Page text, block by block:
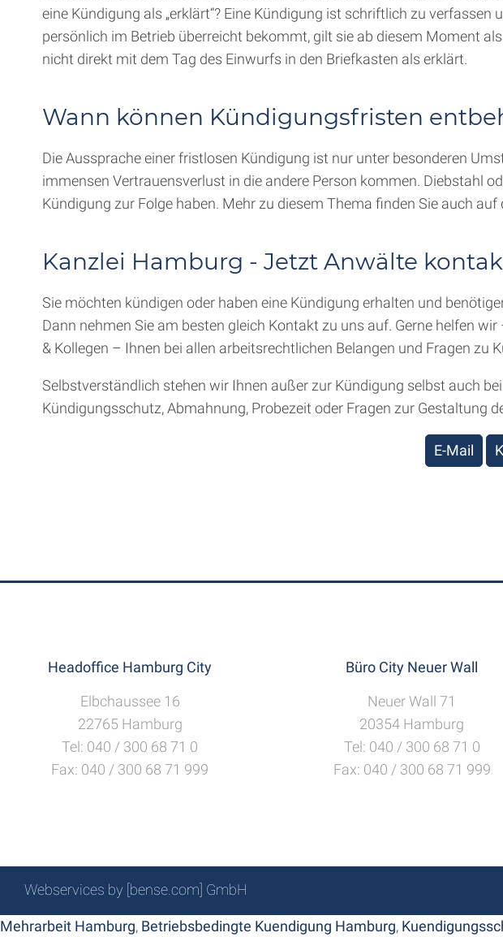
eine Kündigung als „erklärt“? Eine Kündigung ist schriftlich zu
persönlich im Betrieb überreicht bekommt, gilt sie ab diesem Moment
nicht direkt mit dem Tag des Einwurfs in den Briefkasten als erklärt.
Wann können Kündigungsfristen
Die Aussprache einer fristlosen Kündigung ist nur unter besonderen
immensen Vertrauensverlust in die andere Person kommen. Diebstahl
Kündigung zur Folge haben. Mehr zu diesem Thema finden Sie auch auf
Kanzlei Hamburg - Jetzt Anwälte
Sie möchten kündigen oder haben eine Kündigung erhalten und
Dann nehmen Sie am besten gleich Kontakt zu uns auf. Gerne helfen wir
& Kollegen – Ihnen bei allen arbeitsrechtlichen Belangen und Fragen zu
Selbstverständlich stehen wir Ihnen außer zur Kündigung selbst auch
Kündigungsschutz, Abmahnung, Probezeit oder Fragen zur Gestaltung
E-Mail
Headoffice Hamburg City
Elbchaussee 16
22765 Hamburg
Tel: 040 / 300 68 71 0
Fax: 040 / 300 68 71 999
Büro City Neuer Wall
Neuer Wall 71
20354 Hamburg
Tel: 040 / 300 68 71 0
Fax: 040 / 300 68 71 999
Webservices by [bense.com] GmbH
Mehrarbeit Hamburg, Betriebsbedingte Kuendigung Hamburg,